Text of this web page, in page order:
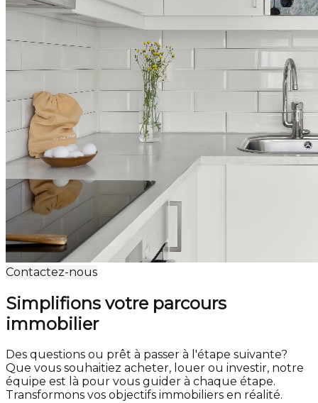
Contactez-nous
Simplifions votre parcours
immobilier
Des questions ou prêt à passer à l'étape suivante?
Que vous souhaitiez acheter, louer ou investir, notre
équipe est là pour vous guider à chaque étape.
Transformons vos objectifs immobiliers en réalité.